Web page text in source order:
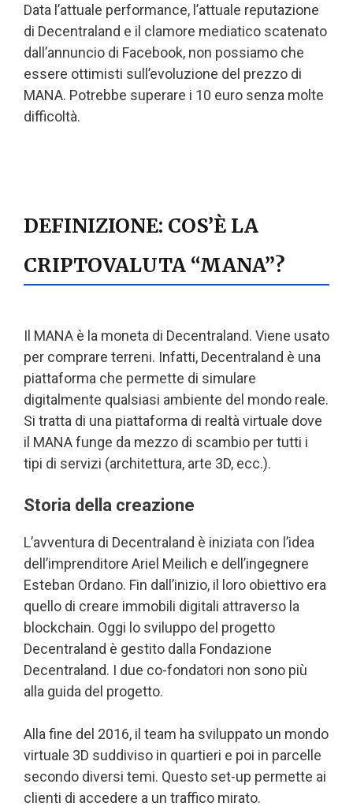
Data l’attuale performance, l’attuale reputazione
di Decentraland e il clamore mediatico scatenato
dall’annuncio di Facebook, non possiamo che
essere ottimisti sull’evoluzione del prezzo di
MANA. Potrebbe superare i 10 euro senza molte
difficoltà.
DEFINIZIONE: COS’È LA
CRIPTOVALUTA “MANA”?
Il MANA è la moneta di Decentraland. Viene usato
per comprare terreni. Infatti, Decentraland è una
piattaforma che permette di simulare
digitalmente qualsiasi ambiente del mondo reale.
Si tratta di una piattaforma di realtà virtuale dove
il MANA funge da mezzo di scambio per tutti i
tipi di servizi (architettura, arte 3D, ecc.).
Storia della creazione
L’avventura di Decentraland è iniziata con l’idea
dell’imprenditore Ariel Meilich e dell’ingegnere
Esteban Ordano. Fin dall’inizio, il loro obiettivo era
quello di creare immobili digitali attraverso la
blockchain. Oggi lo sviluppo del progetto
Decentraland è gestito dalla Fondazione
Decentraland. I due co-fondatori non sono più
alla guida del progetto.
Alla fine del 2016, il team ha sviluppato un mondo
virtuale 3D suddiviso in quartieri e poi in parcelle
secondo diversi temi. Questo set-up permette ai
clienti di accedere a un traffico mirato.